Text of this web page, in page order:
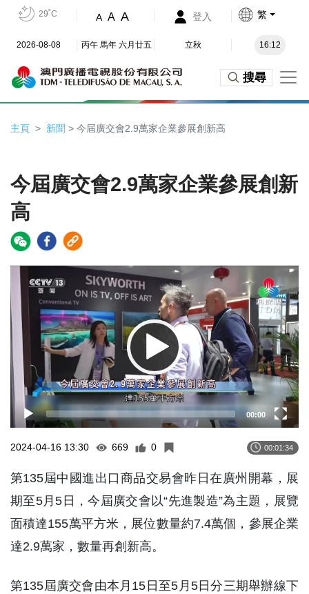
29˚C A A A 登入 繁
2026-08-08 丙午 馬年 六月廿五 立秋 16:12
搜尋
主頁 新聞 > 今屆廣交會2.9萬家企業參展創新高
今屆廣交會2.9萬家企業參展創新
高
Video
Player
00:00
2024-04-16 13:30 669 0 00:01:34
第135屆中國進出口商品交易會昨日在廣州開幕，展
期至5月5日，今屆廣交會以“先進製造”為主題，展覽
面積達155萬平方米，展位數量約7.4萬個，參展企業
達2.9萬家，數量再創新高。
第135屆廣交會由本月15日至5月5日分三期舉辦線下